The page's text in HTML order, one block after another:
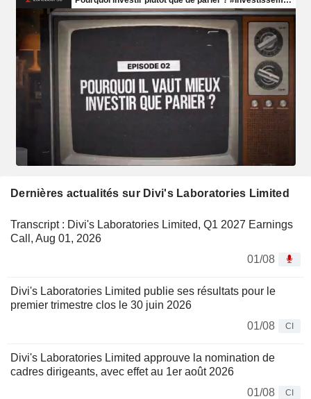
Dernières actualités sur Divi's Laboratories Limited
Transcript : Divi's Laboratories Limited, Q1 2027 Earnings
Call, Aug 01, 2026
01/08
Divi's Laboratories Limited publie ses résultats pour le
premier trimestre clos le 30 juin 2026
01/08
CI
Divi's Laboratories Limited approuve la nomination de
cadres dirigeants, avec effet au 1er août 2026
01/08
CI